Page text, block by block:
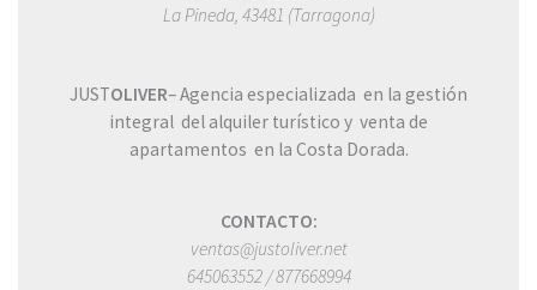
La Pineda, 43481 (Tarragona)
JUSTOLIVER–Agencia especializada en la gestión
integral del alquiler turístico y venta de
apartamentos en la Costa Dorada.
CONTACTO:
ventas@justoliver.net
645063552 / 877668994